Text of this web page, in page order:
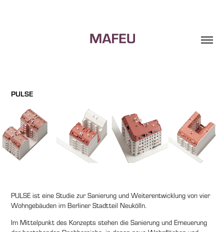
PULSE
PULSE ist eine Studie zur Sanierung und Weiterentwicklung von vier
Wohngebäuden im Berliner Stadtteil Neukölln.
Im Mittelpunkt des Konzepts stehen die Sanierung und Erneuerung